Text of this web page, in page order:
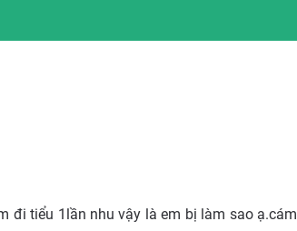
đi tiểu 1lần nhu vậy là em bị làm sao ạ.cám